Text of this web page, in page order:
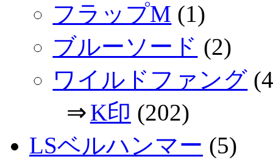
フラップM (1)
ブルーソード (2)
ワイルドファング
⇒K印 (202)
LSベルハンマー (5)